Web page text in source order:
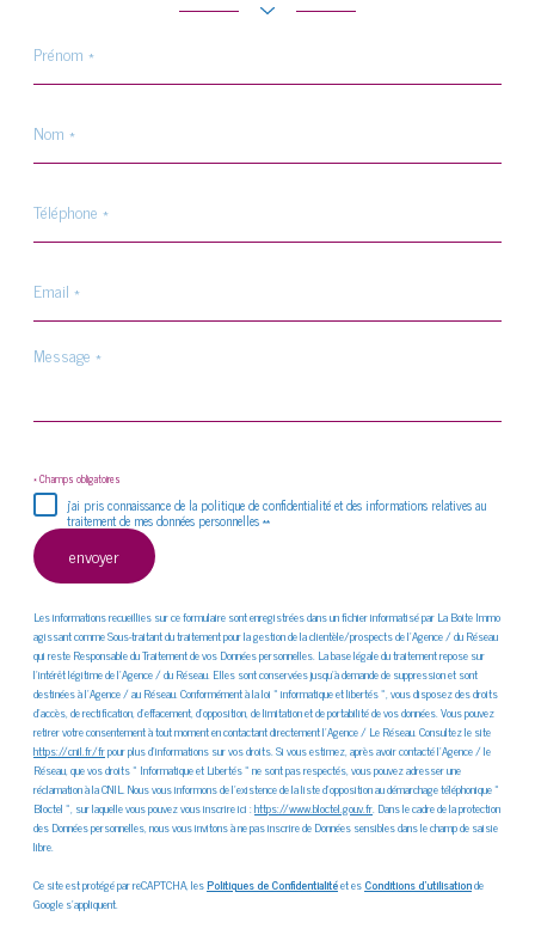
*
*
*
*
Message
* Champs obligatoires
j'ai pris connaissance de la politique de confidentialité et des informations relatives au
traitement de mes données personnelles **
envoyer
Les informations recueillies sur ce formulaire sont enregistrées dans un fichier informatisé par La Boite Immo
agissant comme Sous-traitant du traitement pour la gestion de la clientèle/prospects de l'Agence / du Réseau
qui reste Responsable du Traitement de vos Données personnelles. La base légale du traitement repose sur
l'intérêt légitime de l'Agence / du Réseau. Elles sont conservées jusqu'à demande de suppression et sont
destinées à l'Agence / au Réseau. Conformément à la loi « informatique et libertés », vous disposez des droits
d’accès, de rectification, d’effacement, d’opposition, de limitation et de portabilité de vos données. Vous pouvez
retirer votre consentement à tout moment en contactant directement l’Agence / Le Réseau. Consultez le site
https://cnil.fr/frpour plus d’informations sur vos droits. Si vous estimez, après avoir contacté l'Agence / le
Réseau, que vos droits « Informatique et Libertés » ne sont pas respectés, vous pouvez adresser une
réclamation à la CNIL. Nous vous informons de l’existence de la liste d'opposition au démarchage téléphonique «
Bloctel », sur laquelle vous pouvez vous inscrire ici :https://www.bloctel.gouv.fr. Dans le cadre de la protection
des Données personnelles, nous vous invitons à ne pas inscrire de Données sensibles dans le champ de saisie
libre.
Ce site est protégé par reCAPTCHA, lesPolitiques de Confidentialitéet esConditions d'utilisationde
Google s'appliquent.